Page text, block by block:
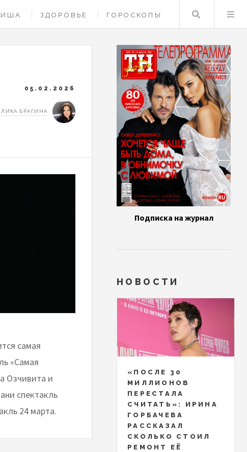
ЗДОРОВЬЕ ГОРОСКОПЫ Поиск
05.02.2026
ЛИКА БРАГИНА
самая
«Самая
Озчивита и
спектакль
24 марта.
Подписка на журнал
НОВОСТИ
«ПОСЛЕ 30
МИЛЛИОНОВ
ПЕРЕСТАЛА
СЧИТАТЬ»: ИРИНА
ГОРБАЧЕВА
РАССКАЗАЛ
СКОЛЬКО СТОИЛ
РЕМОНТ ЕЁ